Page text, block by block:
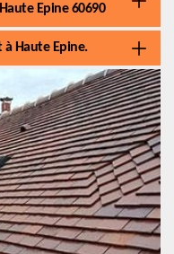
Epine 60690
Haute Epine.